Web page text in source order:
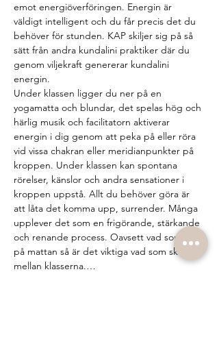
emot energiöverföringen. Energin är
väldigt intelligent och du får precis det du
behöver för stunden. KAP skiljer sig på så
sätt från andra kundalini praktiker där du
genom viljekraft genererar kundalini
energin.
Under klassen ligger du ner på en
yogamatta och blundar, det spelas hög och
härlig musik och facilitatorn aktiverar
energin i dig genom att peka på eller röra
vid vissa chakran eller meridianpunkter på
kroppen. Under klassen kan spontana
rörelser, känslor och andra sensationer i
kroppen uppstå. Allt du behöver göra är
att låta det komma upp, surrender. Många
upplever det som en frigörande, stärkande
och renande process. Oavsett vad som sker
på mattan så är det viktiga vad som sker
mellan klasserna.…